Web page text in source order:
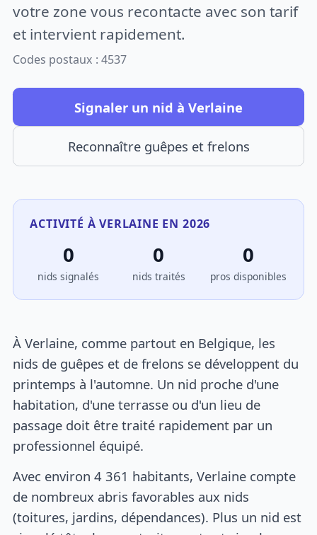
votre zone vous recontacte avec son tarif
et intervient rapidement.
Codes postaux : 4537
Signaler un nid à Verlaine
Reconnaître guêpes et frelons
ACTIVITÉ À VERLAINE EN 2026
0
nids signalés
0
nids traités
0
pros disponibles
À Verlaine, comme partout en Belgique, les
nids de guêpes et de frelons se développent du
printemps à l'automne. Un nid proche d'une
habitation, d'une terrasse ou d'un lieu de
passage doit être traité rapidement par un
professionnel équipé.
Avec environ 4 361 habitants, Verlaine compte
de nombreux abris favorables aux nids
(toitures, jardins, dépendances). Plus un nid est